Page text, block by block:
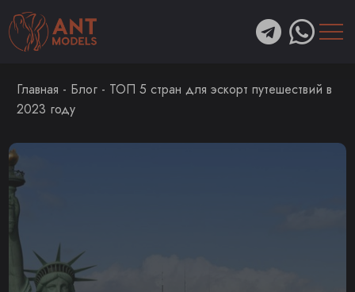
Главная - Блог - ТОП 5 стран для эскорт путешествий в
2023 году